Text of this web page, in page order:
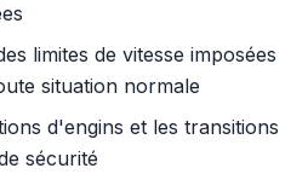
limites de vitesse imposées
situation normale
d'engins et les transitions
sécurité